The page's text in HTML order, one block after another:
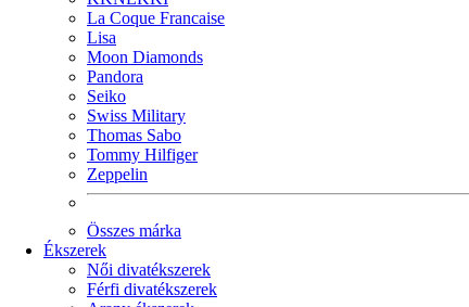
La Coque Francaise
Lisa
Moon Diamonds
Pandora
Seiko
Swiss Military
Thomas Sabo
Tommy Hilfiger
Zeppelin
Összes márka
Ékszerek
Női divatékszerek
Férfi divatékszerek